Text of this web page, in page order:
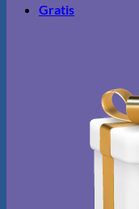
Gratis